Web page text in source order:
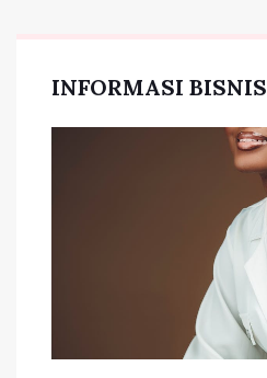
INFORMASI BISNIS